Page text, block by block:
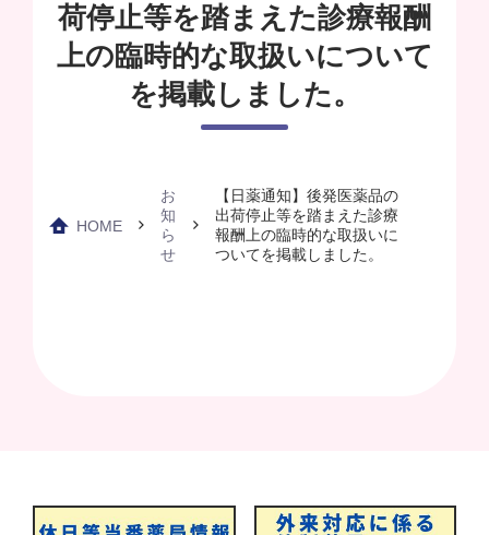
荷停止等を踏まえた診療報酬
上の臨時的な取扱いについて
を掲載しました。
HOME
お
知
ら
せ
【日薬通知】後発医薬品の
出荷停止等を踏まえた診療
報酬上の臨時的な取扱いに
ついてを掲載しました。